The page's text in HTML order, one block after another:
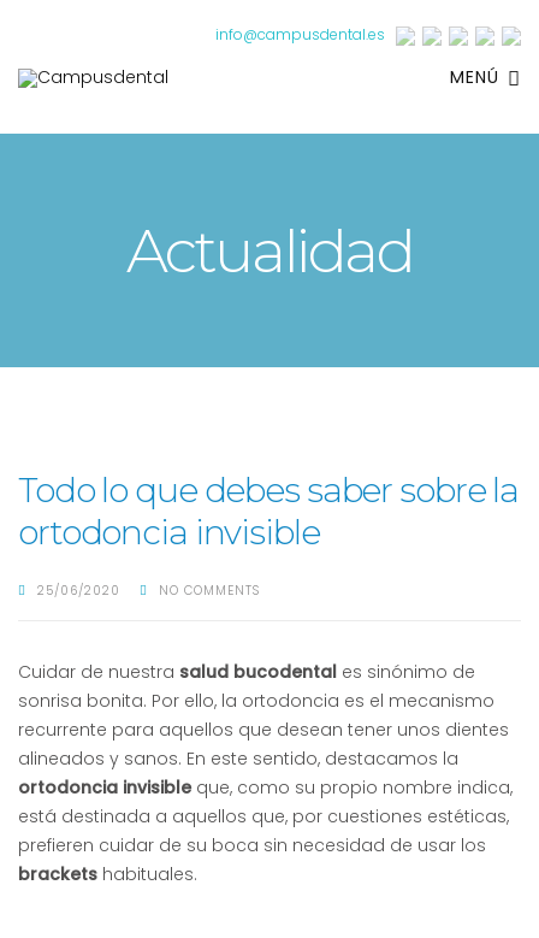
info@campusdental.es
MENÚ
Actualidad
Todo lo que debes saber sobre la
ortodoncia invisible
25/06/2020 NO COMMENTS
Cuidar de nuestra salud bucodental es sinónimo de
sonrisa bonita. Por ello, la ortodoncia es el mecanismo
recurrente para aquellos que desean tener unos dientes
alineados y sanos. En este sentido, destacamos la
ortodoncia invisibleque, como su propio nombre indica,
está destinada a aquellos que, por cuestiones estéticas,
prefieren cuidar de su boca sin necesidad de usar los
brackets habituales.